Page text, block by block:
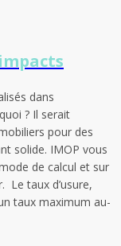
dans
? Il serait
pour des
solide. IMOP vous
de calcul et sur
Le taux d’usure,
taux maximum au-